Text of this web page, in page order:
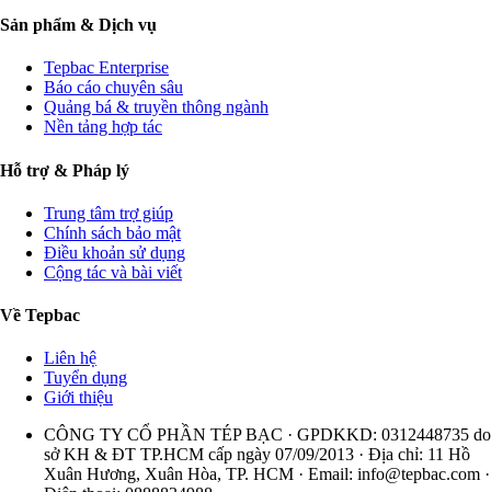
Sản phẩm & Dịch vụ
Tepbac Enterprise
Báo cáo chuyên sâu
Quảng bá & truyền thông ngành
Nền tảng hợp tác
Hỗ trợ & Pháp lý
Trung tâm trợ giúp
Chính sách bảo mật
Điều khoản sử dụng
Cộng tác và bài viết
Về Tepbac
Liên hệ
Tuyển dụng
Giới thiệu
CÔNG TY CỔ PHẦN TÉP BẠC · GPDKKD: 0312448735 do
sở KH & ĐT TP.HCM cấp ngày 07/09/2013 · Địa chỉ: 11 Hồ
Xuân Hương, Xuân Hòa, TP. HCM · Email: info@tepbac.com ·